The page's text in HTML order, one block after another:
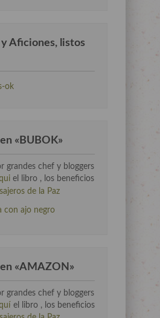
y Aficiones, listos
«BUBOK»
grandes chef y bloggers
el libro , los beneficios
de la Paz
«AMAZON»
grandes chef y bloggers
el libro , los beneficios